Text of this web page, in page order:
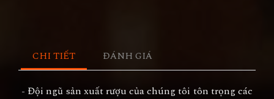
CHI TIẾT ĐÁNH GIÁ
- Đội ngũ sản xuất rượu của chúng tôi tôn trọng các